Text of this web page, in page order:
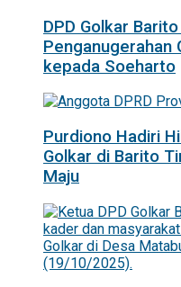
DPD Golkar
Penganugerahan
kepada Soeharto
Purdiono Hadiri
Golkar di Barito
Maju